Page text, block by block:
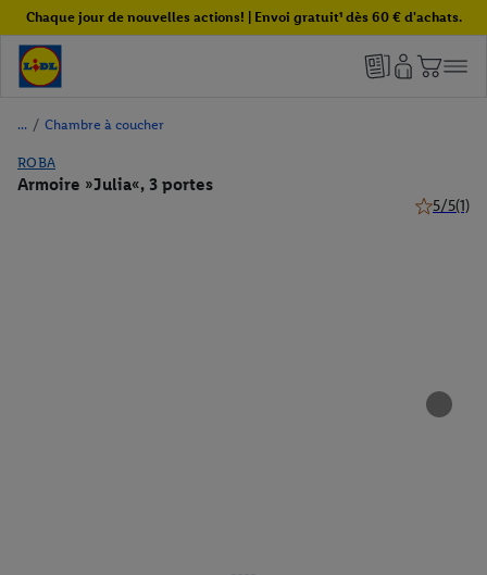
Chaque jour de nouvelles actions! | Envoi gratuit¹ dès 60 € d'achats.
/ Chambre à coucher
ROBA
Armoire »Julia«, 3 portes
5/5(1)